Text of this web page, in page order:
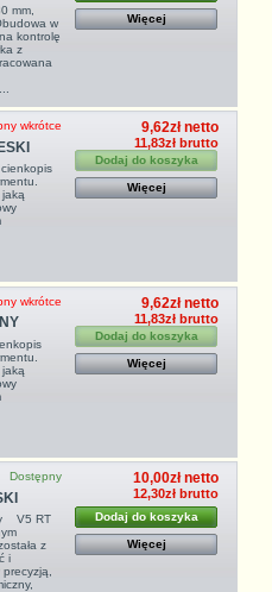
mm,
w
kontrolę
z
Więcej
wkrótce
jaką
9,62zł netto
11,83zł brutto
Dodaj do koszyka
Więcej
wkrótce 9,62zł netto
11,83zł brutto
Dodaj do koszyka
Więcej
Dostępny
V5 RT
z
i
10,00zł netto
12,30zł brutto
Dodaj do koszyka
Więcej